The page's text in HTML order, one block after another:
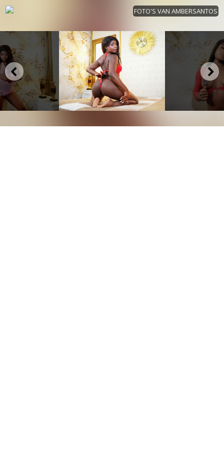
FOTO'S VAN AMBERSANTOS